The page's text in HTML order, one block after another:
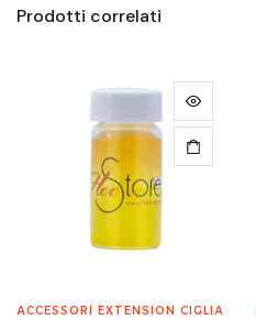
Prodotti correlati
ACCESSORI EXTENSION CIGLIA